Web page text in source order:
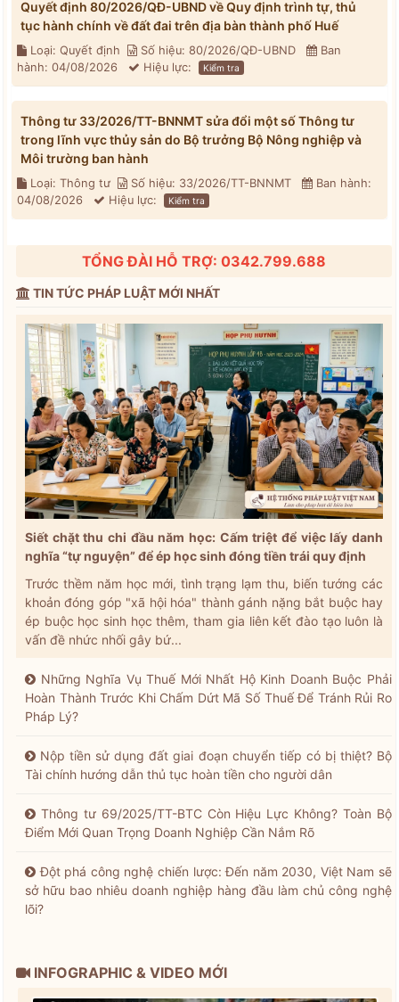
Quyết định 80/2026/QĐ-UBND về Quy định trình tự, thủ
tục hành chính về đất đai trên địa bàn thành phố Huế
Loại: Quyết định Số hiệu: 80/2026/QĐ-UBND
Ban
hành: 04/08/2026
Hiệu lực: Kiểm tra
Thông tư 33/2026/TT-BNNMT sửa đổi một số Thông tư
trong lĩnh vực thủy sản do Bộ trưởng Bộ Nông nghiệp và
Môi trường ban hành
Loại: Thông tư Số hiệu: 33/2026/TT-BNNMT
Ban hành:
04/08/2026
Hiệu lực: Kiểm tra
TỔNG ĐÀI HỖ TRỢ: 0342.799.688
TIN TỨC PHÁP LUẬT MỚI NHẤT
Siết chặt thu chi đầu năm học: Cấm triệt để việc lấy danh
nghĩa “tự nguyện” để ép học sinh đóng tiền trái quy định
Trước thềm năm học mới, tình trạng lạm thu, biến tướng các
khoản đóng góp "xã hội hóa" thành gánh nặng bắt buộc hay
ép buộc học sinh học thêm, tham gia liên kết đào tạo luôn là
vấn đề nhức nhối gây bứ...
Những Nghĩa Vụ Thuế Mới Nhất Hộ Kinh Doanh Buộc Phải
Hoàn Thành Trước Khi Chấm Dứt Mã Số Thuế Để Tránh Rủi Ro
Pháp Lý?
Nộp tiền sử dụng đất giai đoạn chuyển tiếp có bị thiệt? Bộ
Tài chính hướng dẫn thủ tục hoàn tiền cho người dân
Thông tư 69/2025/TT-BTC Còn Hiệu Lực Không? Toàn Bộ
Điểm Mới Quan Trọng Doanh Nghiệp Cần Nắm Rõ
Đột phá công nghệ chiến lược: Đến năm 2030, Việt Nam sẽ
sở hữu bao nhiêu doanh nghiệp hàng đầu làm chủ công nghệ
lõi?
INFOGRAPHIC & VIDEO MỚI